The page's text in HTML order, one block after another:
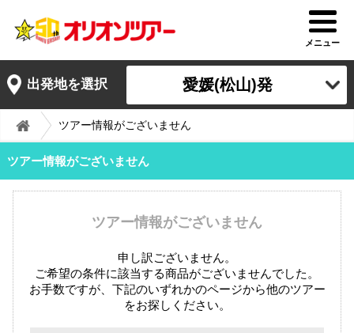
メニュー
出発地を選択 愛媛(松山)発
ツアー情報がございません
ツアー情報がございません
ツアー情報がございません
申し訳ございません。
ご希望の条件に該当する商品がございませんでした。
お手数ですが、下記のいずれかのページから他のツアー
をお探しください。